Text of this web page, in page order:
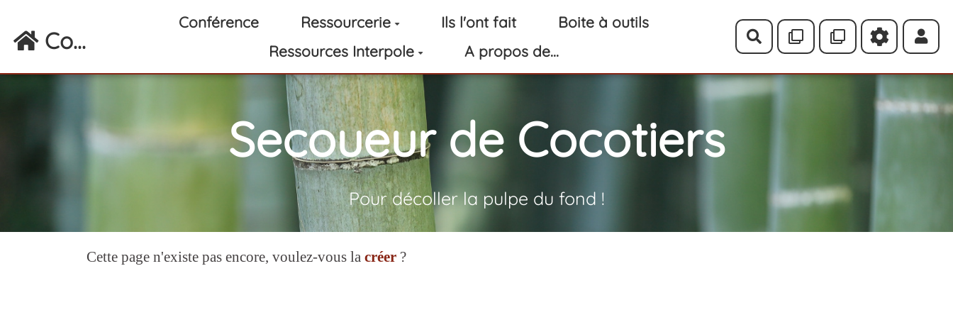
Aller au contenu principal
Co...
Conférence Ressourcerie Ils l'ont fait
Boite à outils
Ressources Interpole
A propos de...
Rechercher
Secoueur de Cocotiers
Pour décoller la pulpe du fond !
Cette page n'existe pas encore, voulez-vous la créer ?